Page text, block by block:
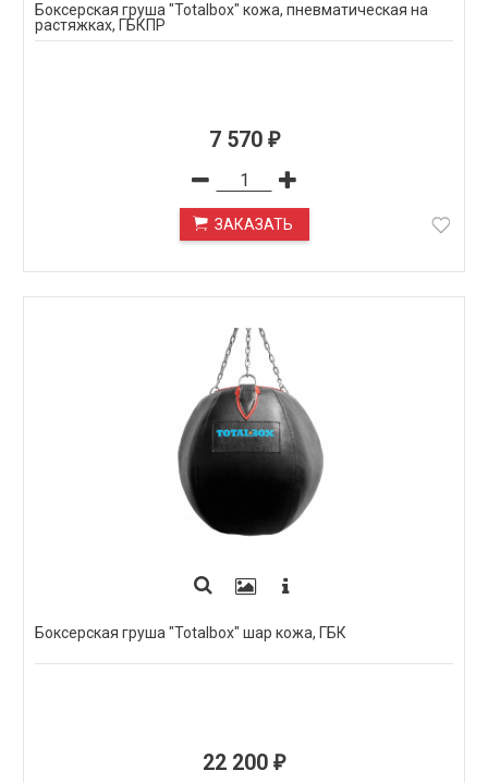
Боксерская груша "Totalbox" кожа, пневматическая на
растяжках, ГБКПР
7 570 ₽
ЗАКАЗАТЬ
Боксерская груша "Totalbox" шар кожа, ГБК
22 200 ₽